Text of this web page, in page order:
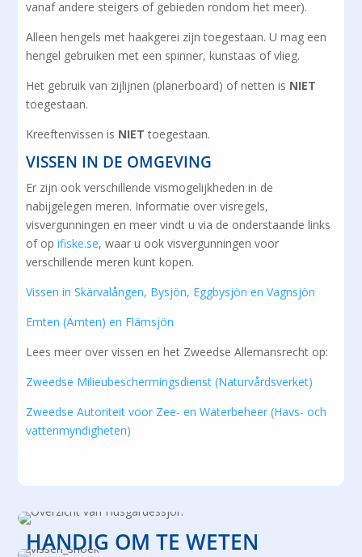
vanaf andere steigers of gebieden rondom het meer).
Alleen hengels met haakgerei zijn toegestaan. U mag een
hengel gebruiken met een spinner, kunstaas of vlieg.
Het gebruik van zijlijnen (planerboard) of netten is NIET
toegestaan.
Kreeftenvissen is NIETtoegestaan.
VISSEN IN DE OMGEVING
Er zijn ook verschillende vismogelijkheden in de
nabijgelegen meren. Informatie over visregels,
visvergunningen en meer vindt u via de onderstaande links
of opifiske.se, waar u ook visvergunningen voor
verschillende meren kunt kopen.
Vissen in Skärvalången, Bysjön, Eggbysjön en Vagnsjön
Emten (Ämten) en Flämsjön
Lees meer over vissen en het Zweedse Allemansrecht op:
Zweedse Milieubeschermingsdienst (Naturvårdsverket)
Zweedse Autoriteit voor Zee- en Waterbeheer (Havs- och
vattenmyndigheten)
HANDIG OM TE WETEN